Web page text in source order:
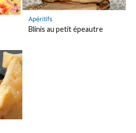
Apéritifs
Blinis au petit épeautre